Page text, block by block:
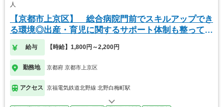
人
【京都市上京区】 総合病院門前でスキルアップでき
る環境◎出産・育児に関するサポート体制も整ってい
ます
給与 【時給】1,800円～2,200円
勤務地 京都府 京都市上京区
アクセス 京福電気鉄道北野線 北野白梅町駅